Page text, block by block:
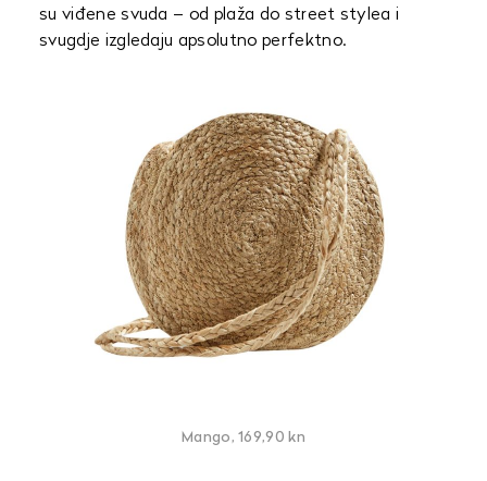
su viđene svuda – od plaža do street stylea i
svugdje izgledaju apsolutno perfektno.
Mango, 169,90 kn